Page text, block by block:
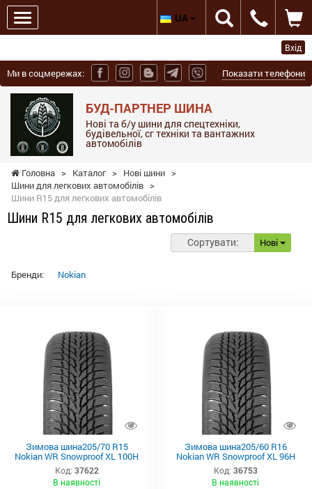
Вхід
Ми в соцмережах: Показати телефони
БУД-ПАРТНЕР ШИНА
Нові та б/у шини для спецтехніки,
будівельної, сг техніки та вантажних
автомобілів
UA
Головна > Каталог > Нові шини >
Шини для легкових автомобілів >
Шини R15 для легкових автомобілів
Шини R15 для легкових автомобілів
Сортувати: Нові
Бренди: Nokian
Зимова шина205/70 R15
Nokian WR Snowproof XL 100H
Код: 37622
В наявності
Зимова шина205/60 R16
Nokian WR Snowproof XL 96H
Код: 36753
В наявності